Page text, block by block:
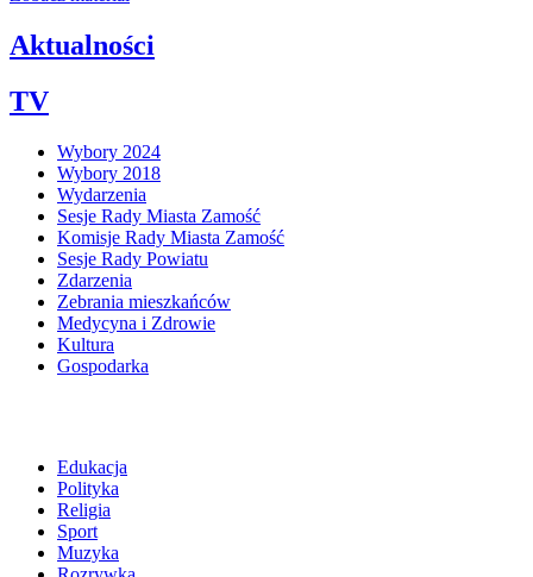
Aktualności
TV
Wybory 2024
Wybory 2018
Wydarzenia
Sesje Rady Miasta Zamość
Komisje Rady Miasta Zamość
Sesje Rady Powiatu
Zdarzenia
Zebrania mieszkańców
Medycyna i Zdrowie
Kultura
Gospodarka
Edukacja
Polityka
Religia
Sport
Muzyka